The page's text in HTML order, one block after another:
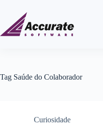
Tag Saúde do Colaborador
Curiosidade